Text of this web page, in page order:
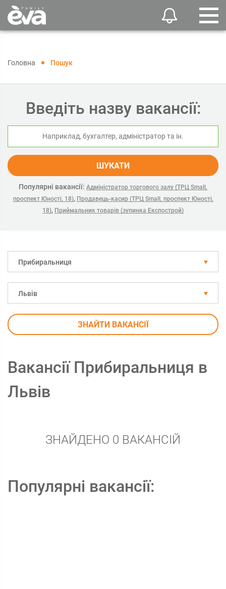
Головна Пошук
Введіть назву вакансії:
ШУКАТИ
Популярні вакансії: Адміністратор торгового залу (ТРЦ Small,
проспект Юності, 18), Продавець-касир (ТРЦ Small, проспект Юності,
18), Приймальник товарів (зупинка Експострой)
Прибиральниця
Львів
ЗНАЙТИ ВАКАНСІЇ
Вакансії Прибиральниця в
Львів
ЗНАЙДЕНО 0 ВАКАНСІЙ
Популярні вакансії: